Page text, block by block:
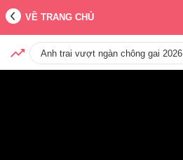
VỀ TRANG CHỦ
Anh trai vượt ngàn chông gai 2026